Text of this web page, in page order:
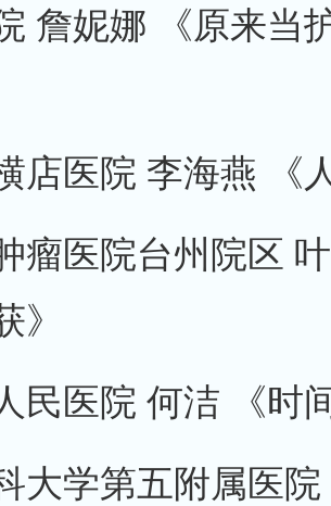
詹妮娜 《原来当
店医院 李海燕 《
瘤医院台州院区
》
民医院 何洁 《时
大学第五附属医